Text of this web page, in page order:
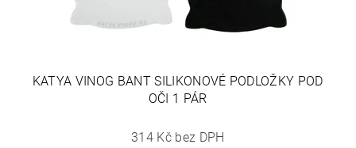
KATYA VINOG BANT SILIKONOVÉ PODLOŽKY POD
OČI 1 PÁR
314 Kč bez DPH